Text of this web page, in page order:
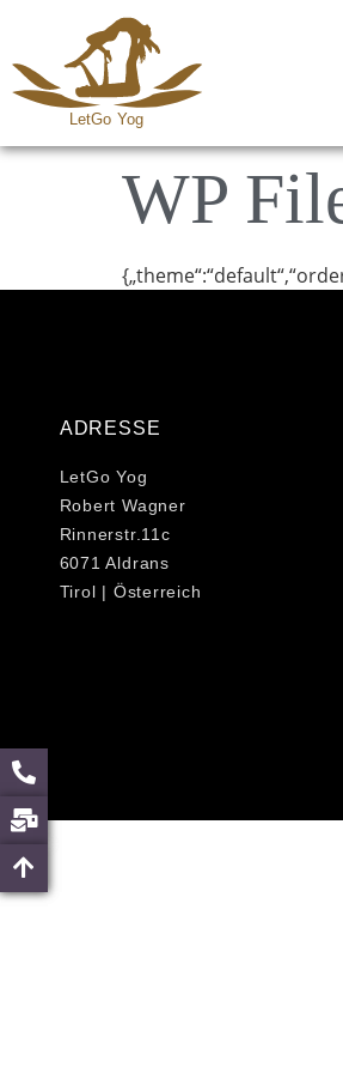
WP
ADRESSE
LetGo Yog
Robert Wagner
Rinnerstr.11c
6071 Aldrans
Tirol | Österreich